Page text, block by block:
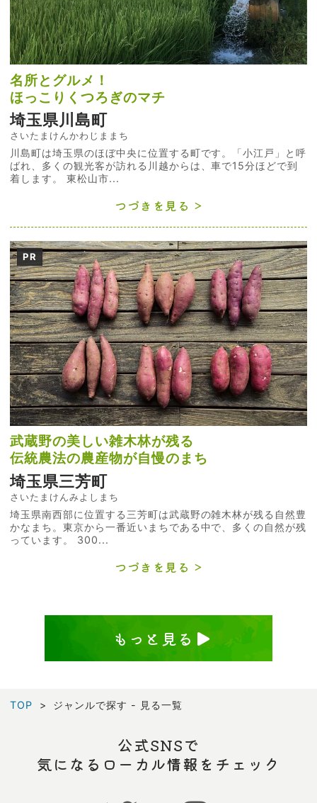
名所とグルメ！
ほっこりくつろぎのマチ
埼玉県川島町
さいたまけんかわじままち
川島町は埼玉県のほぼ中央に位置する町です。「小江戸」と呼
ばれ、多くの観光客が訪れる川越からは、車で15分ほどで到
着します。 東松山市...
つづきを見る
PR
武蔵野の美しい雑木林が残る
伝統農法の農産物が自慢のまち
埼玉県三芳町
さいたまけんみよしまち
埼玉県南西部に位置する三芳町は武蔵野の雑木林が残る自然豊
かなまち。東京から一番近いまちである中で、多くの自然が残
っています。 300...
つづきを見る
もっと見る
TOP ジャンルで探す - 見る一覧
公式SNSで
気になるローカル情報をチェック